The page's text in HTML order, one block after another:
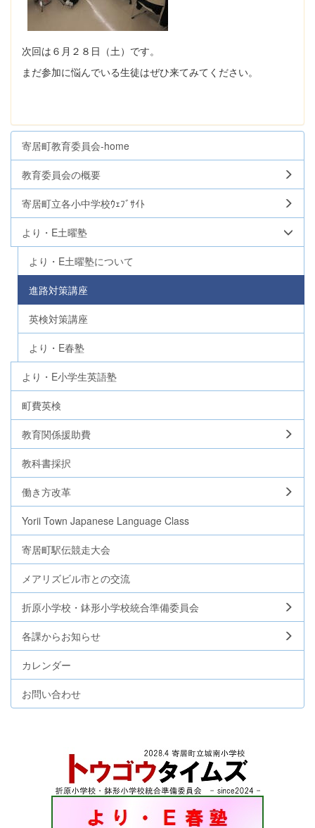
次回は６月２８日（土）です。
まだ参加に悩んでいる生徒はぜひ来てみてください。
寄居町教育委員会-home
教育委員会の概要
寄居町立各小中学校ｳｪﾌﾞｻｲﾄ
より・E土曜塾
より・E土曜塾について
進路対策講座
英検対策講座
より・E春塾
より・E小学生英語塾
町費英検
教育関係援助費
教科書採択
働き方改革
Yorii Town Japanese Language Class
寄居町駅伝競走大会
メアリズビル市との交流
折原小学校・鉢形小学校統合準備委員会
各課からお知らせ
カレンダー
お問い合わせ